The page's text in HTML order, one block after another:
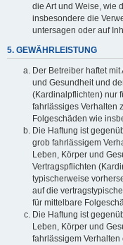
die Art und Weise, wie
insbesondere die
untersagen oder auf
5. GEWÄHRLEISTUNG
Der Betreiber haftet
und Gesundheit und
(Kardinalpflichten) nur
fahrlässiges Verhalten
Folgeschäden wie
Die Haftung ist
grob fahrlässigem
Leben, Körper und
Vertragspflichten
typischerweise
auf die
für mittelbare
Die Haftung ist
Leben, Körper und
fahrlässigem